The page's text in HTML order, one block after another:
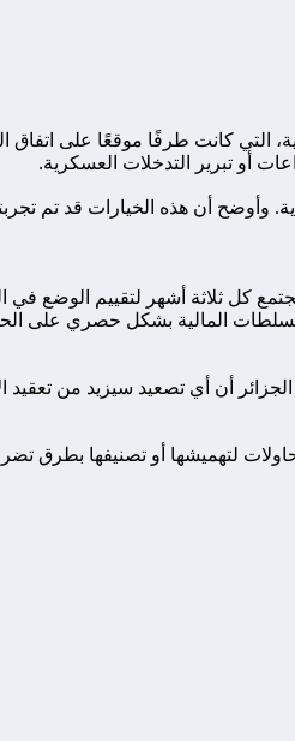
التي كانت طرفًا موقعًا على اتفاق
أو تبرير التدخلات العسكرية.
وأوضح أن هذه الخيارات قد تم
كل ثلاثة أشهر لتقييم الوضع
المالية بشكل حصري على
أن أي تصعيد سيزيد من تعقيد
لتهميشها أو تصنيفها بطرق